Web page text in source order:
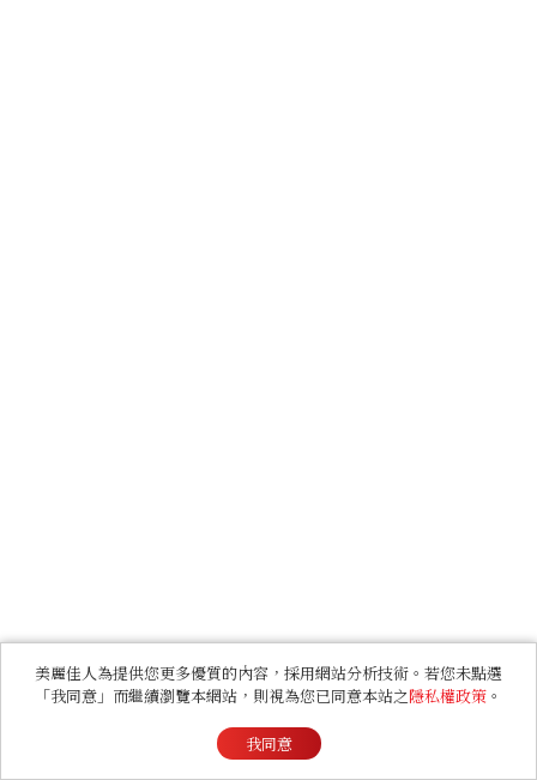
美麗佳人為提供您更多優質的內容，採用網站分析技術。若您未點選
「我同意」而繼續瀏覽本網站，則視為您已同意本站之隱私權政策 。
我同意